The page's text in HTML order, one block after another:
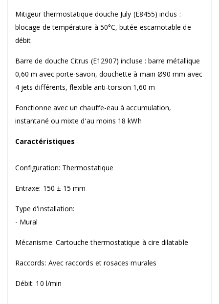
Mitigeur thermostatique douche July (E8455) inclus :
blocage de température à 50°C, butée escamotable de
débit
Barre de douche Citrus (E12907) incluse : barre métallique
0,60 m avec porte-savon, douchette à main Ø90 mm avec
4 jets différents, flexible anti-torsion 1,60 m
Fonctionne avec un chauffe-eau à accumulation,
instantané ou mixte d'au moins 18 kWh
Caractéristiques
Configuration: Thermostatique
Entraxe: 150 ± 15 mm
Type d'installation:
- Mural
Mécanisme: Cartouche thermostatique à cire dilatable
Raccords: Avec raccords et rosaces murales
Débit: 10 l/min